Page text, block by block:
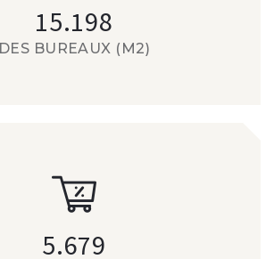
15.198
DES BUREAUX (M2)
5.679